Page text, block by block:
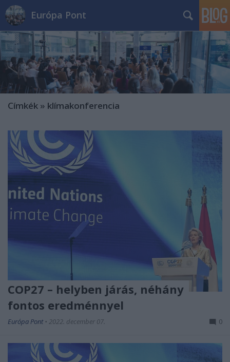
Európa Pont
Címkék » klímakonferencia
COP27 – helyben járás, néhány
fontos eredménnyel
Európa Pont • 2022. december 07. 0